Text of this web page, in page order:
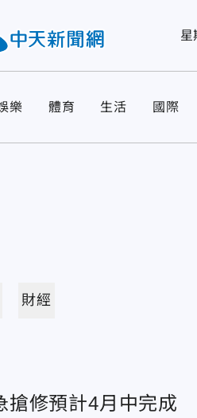
星
樂 體育 生活 國際
財經
搶修預計4月中完成